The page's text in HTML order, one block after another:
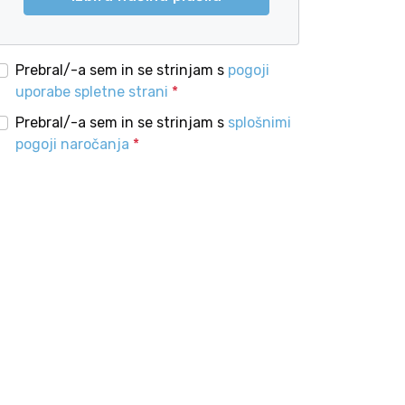
Prebral/-a sem in se strinjam s pogoji
uporabe spletne strani *
Prebral/-a sem in se strinjam s splošnimi
pogoji naročanja *